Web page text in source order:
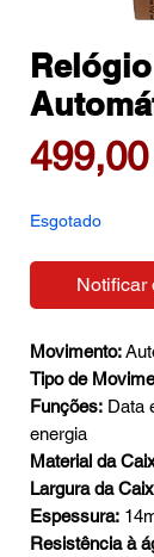
Esgotado
Notificar
Movimento:
Tipo de
Funções: Data
energia
Material da
Largura da
Espessura:
Resistência à